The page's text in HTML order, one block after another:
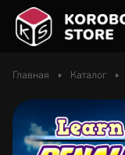
Главная Каталог